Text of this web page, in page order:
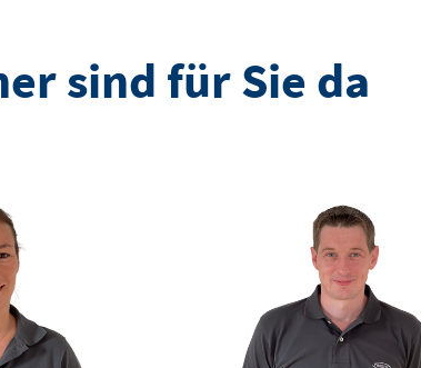
sind für Sie da